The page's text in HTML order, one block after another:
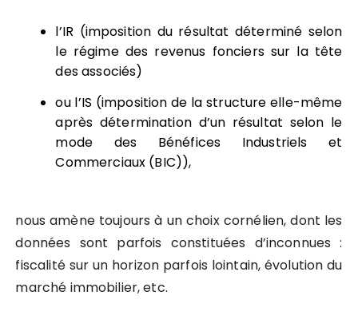
l’IR (imposition du résultat déterminé selon
le régime des revenus fonciers sur la tête
des associés)
ou l’IS (imposition de la structure elle-même
après détermination d’un résultat selon le
mode des Bénéfices Industriels et
Commerciaux (BIC)),
nous amène toujours à un choix cornélien, dont les
données sont parfois constituées d’inconnues :
fiscalité sur un horizon parfois lointain, évolution du
marché immobilier, etc.